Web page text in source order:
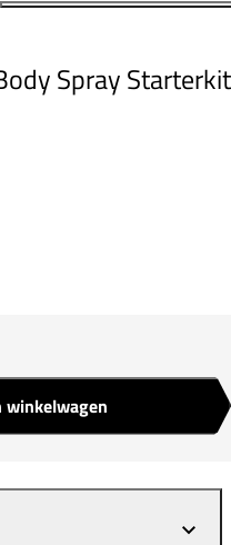
Spray Starterkit
winkelwagen